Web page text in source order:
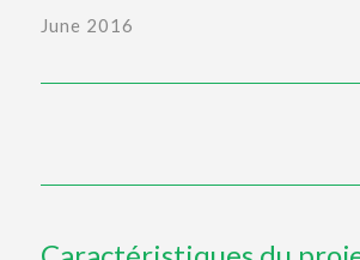
June 2016